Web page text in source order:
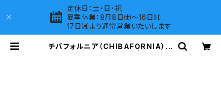
定休日：土・日・祝
夏季休業：8月8日㈯～16日㈰
17日㈪より通常営業いたいします
チバフォルニア（CHIBAFORNIA）ス